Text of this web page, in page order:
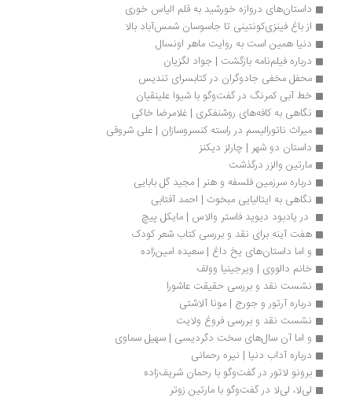
داستان‌های دروازه خورشید به قلم الیاس خوری
از باغ فینزی‌کونتینی تا جاسوسان شمس‌آباد بالا
دنیا همین است به روایت ماهر اونسال
درباره فیلم‌نامه بازگشت | جواد لگزیان
محفل مخفی جادوگران در کتابسرای تندیس
خط آبی کمرنگ در گفت‌وگو با شیوا علینقیان
نگاهی به کافه‌های روشنفکری | غلامرضا خاکی
میراث ناتورالیسم در راسته کنسروسازان | علی شروقی
داستان دو شهر | چارلز دیکنز
مارتین والزر درگذشت
درباره سرزمین فلسفه و هنر | مجید گل بابایی
نگاهی به ایتالیایی مبخوت | احمد آفتابی
در یادبود دیوید فاستر والاس | مایکل پیچ
هفت آینه برای نقد و بررسی کتاب شعر کودک
و اما داستان‌های یخ داغ | سعیده امین‌زاده
خانم دالووی | ویرجینیا وولف
نشست نقد و بررسی حقیقت عاشورا
درباره آرتور و جورج | مونا آلاشتی
نشست نقد و بررسی فروغ ولایت
و اما آن سال‌های سخت دگردیسی | سهیل سماوی
درباره آداب دنیا | نیره رحمانی
برونو لاتور در گفت‌وگو با رحمان شریف‌زاده
لی‌لا، لی‌لا در گفت‌وگو با مارتین زوتر